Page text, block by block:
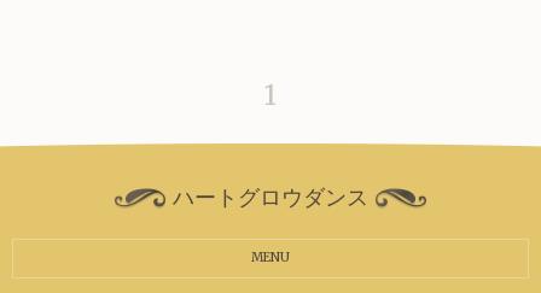
1
ハートグロウダンス
MENU